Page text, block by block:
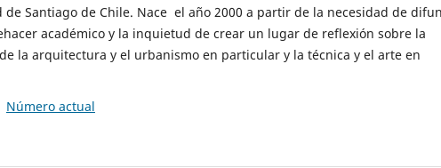
de Santiago de Chile. Nace el año 2000 a partir de la necesidad de
académico y la inquietud de crear un lugar de reflexión sobre la
la arquitectura y el urbanismo en particular y la técnica y el arte en
Número actual